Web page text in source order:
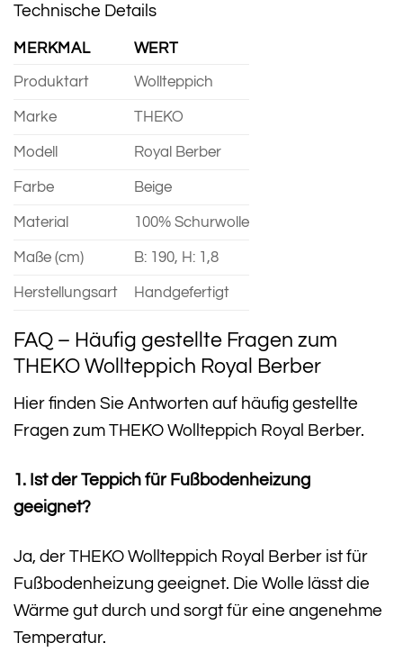
Technische Details
MERKMAL WERT
Produktart Wollteppich
Marke THEKO
Modell Royal Berber
Farbe Beige
Material 100% Schurwolle
Maße (cm) B: 190, H: 1,8
Herstellungsart Handgefertigt
FAQ – Häufig gestellte Fragen zum
THEKO Wollteppich Royal Berber
Hier finden Sie Antworten auf häufig gestellte
Fragen zum THEKO Wollteppich Royal Berber.
1. Ist der Teppich für Fußbodenheizung
geeignet?
Ja, der THEKO Wollteppich Royal Berber ist für
Fußbodenheizung geeignet. Die Wolle lässt die
Wärme gut durch und sorgt für eine angenehme
Temperatur.